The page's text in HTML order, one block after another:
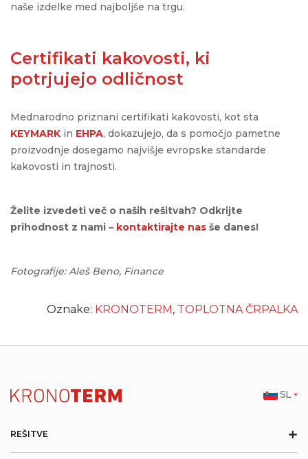
naše izdelke med najboljše na trgu.
Certifikati kakovosti, ki
potrjujejo odličnost
Mednarodno priznani certifikati kakovosti, kot sta
KEYMARK in EHPA, dokazujejo, da s pomočjo pametne
proizvodnje dosegamo najvišje evropske standarde
kakovosti in trajnosti.
Želite izvedeti več o naših rešitvah? Odkrijte
prihodnost z nami – kontaktirajte nas še danes!
Fotografije: Aleš Beno, Finance
Oznake: KRONOTERM , TOPLOTNA ČRPALKA
REŠITVE +
SL